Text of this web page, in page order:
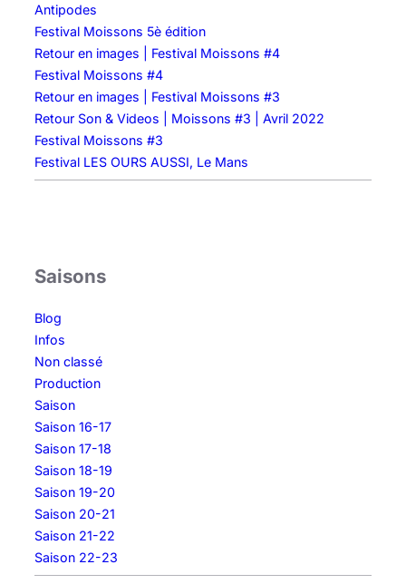
Antipodes
Festival Moissons 5è édition
Retour en images | Festival Moissons #4
Festival Moissons #4
Retour en images | Festival Moissons #3
Retour Son & Videos | Moissons #3 | Avril 2022
Festival Moissons #3
Festival LES OURS AUSSI, Le Mans
Saisons
Blog
Infos
Non classé
Production
Saison
Saison 16-17
Saison 17-18
Saison 18-19
Saison 19-20
Saison 20-21
Saison 21-22
Saison 22-23